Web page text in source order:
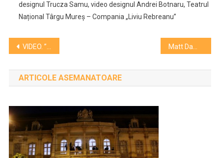
designul Trucza Samu, video designul Andrei Botnaru, Teatrul
Național Târgu Mureș – Compania „Liviu Rebreanu”
Navigare
în
articole
VIDEO. ”Umbra tatălui meu” intră în cinematografe Matt Damon nu a mai jucat niciodată într-un film atât de „dificil şi solicitant” precum „Odiseea”
ARTICOLE ASEMANATOARE